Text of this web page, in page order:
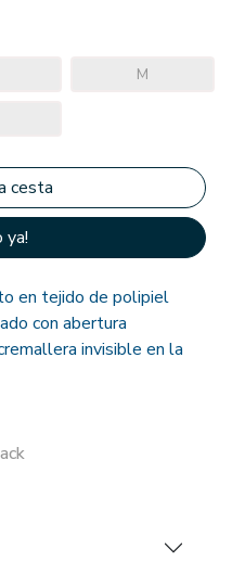
M
ya!
en tejido de polipiel
con abertura
invisible en la